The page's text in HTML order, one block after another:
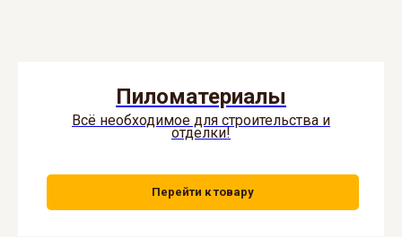
Пиломатериалы
Всё необходимое для строительства и
отделки!
Перейти к товару